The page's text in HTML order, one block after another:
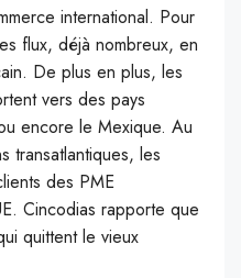
international. Pour
flux, déjà nombreux, en
De plus en plus, les
vers des pays
encore le Mexique. Au
transatlantiques, les
des PME
Cincodias rapporte que
quittent le vieux